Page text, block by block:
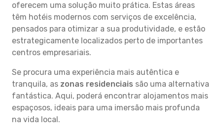
oferecem uma solução muito prática. Estas áreas
têm hotéis modernos com serviços de excelência,
pensados para otimizar a sua produtividade, e estão
estrategicamente localizados perto de importantes
centros empresariais.
Se procura uma experiência mais autêntica e
tranquila, as zonas residenciais são uma alternativa
fantástica. Aqui, poderá encontrar alojamentos mais
espaçosos, ideais para uma imersão mais profunda
na vida local.